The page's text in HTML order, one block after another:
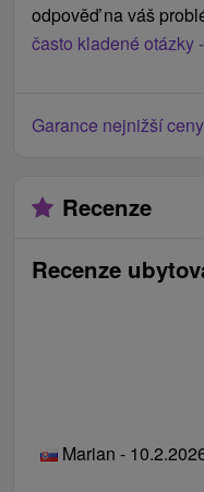
odpověď na váš
často kladené otázky
Garance nejnižší ceny
Recenze
Recenze
Marian -